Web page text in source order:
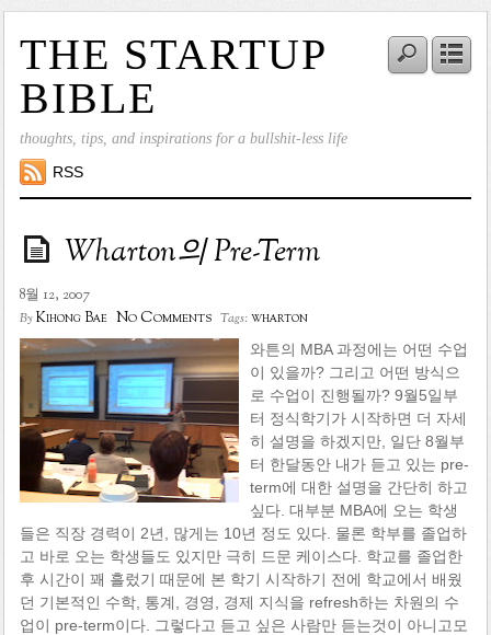
THE STARTUP
BIBLE
thoughts, tips, and inspirations for a bullshit-less life
RSS
Wharton의 Pre-Term
8월 12, 2007
ByKihong Bae No Comments Tags:wharton
와튼의 MBA 과정에는 어떤 수업
이 있을까? 그리고 어떤 방식으
로 수업이 진행될까? 9월5일부
터 정식학기가 시작하면 더 자세
히 설명을 하겠지만, 일단 8월부
터 한달동안 내가 듣고 있는 pre-
term에 대한 설명을 간단히 하고
싶다. 대부분 MBA에 오는 학생
들은 직장 경력이 2년, 많게는 10년 정도 있다. 물론 학부를 졸업하
고 바로 오는 학생들도 있지만 극히 드문 케이스다. 학교를 졸업한
후 시간이 꽤 흘렀기 때문에 본 학기 시작하기 전에 학교에서 배웠
던 기본적인 수학, 통계, 경영, 경제 지식을 refresh하는 차원의 수
업이 pre-term이다. 그렇다고 듣고 싶은 사람만 듣는것이 아니고모